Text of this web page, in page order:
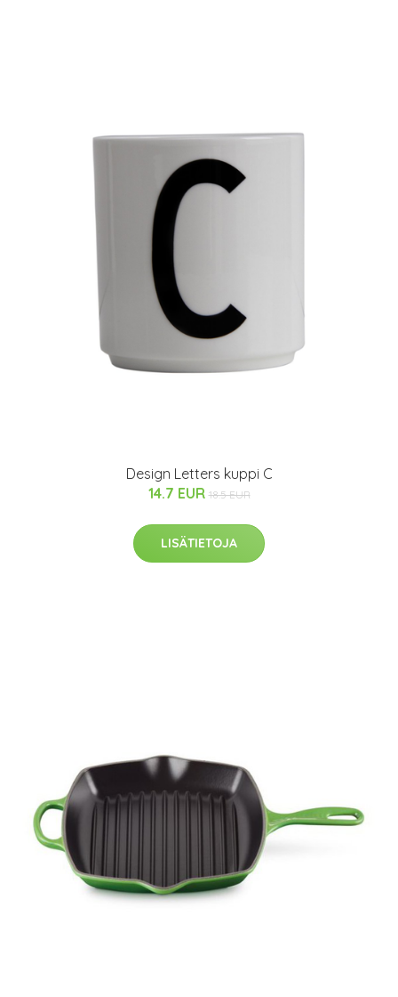
Design Letters kuppi C
14.7 EUR 18.5 EUR
LISÄTIETOJA